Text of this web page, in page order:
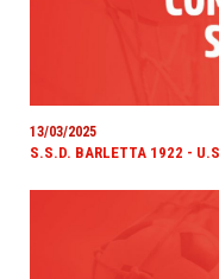
13/03/2025
S.S.D. BARLETTA 1922 -